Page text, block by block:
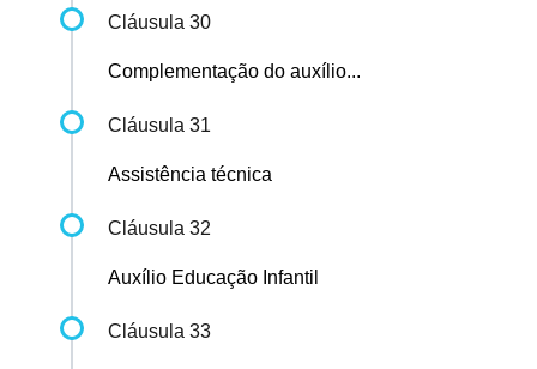
Cláusula 30
Complementação do auxílio...
Cláusula 31
Assistência técnica
Cláusula 32
Auxílio Educação Infantil
Cláusula 33